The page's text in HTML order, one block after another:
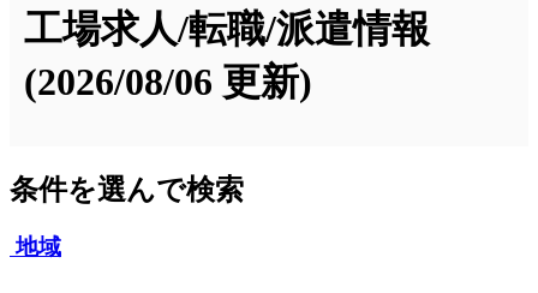
工場求人/転職/派遣情報
(2026/08/06 更新)
条件を選んで検索
地域